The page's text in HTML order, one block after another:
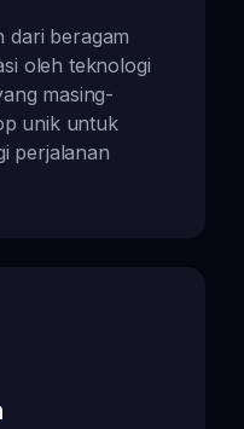
dari beragam
oleh teknologi
masing-
unik untuk
perjalanan